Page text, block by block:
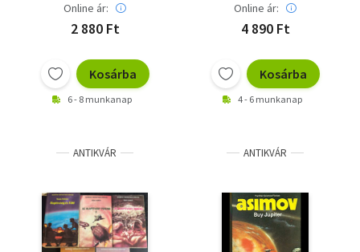
Online ár:
2 880 Ft
Kosárba
6 - 8 munkanap
Online ár:
4 890 Ft
Kosárba
4 - 6 munkanap
ANTIKVÁR ANTIKVÁR